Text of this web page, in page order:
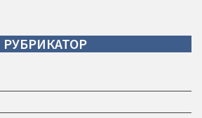
РУБРИКАТОР